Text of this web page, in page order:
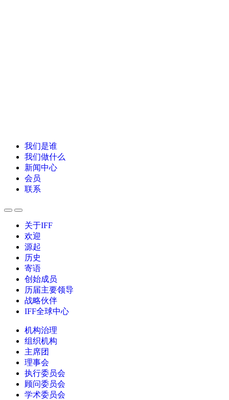
我们是谁
我们做什么
新闻中心
会员
联系
关于IFF
欢迎
源起
历史
寄语
创始成员
历届主要领导
战略伙伴
IFF全球中心
机构治理
组织机构
主席团
理事会
执行委员会
顾问委员会
学术委员会